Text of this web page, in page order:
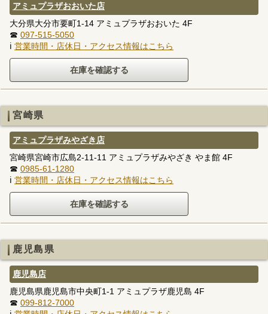
アミュプラザおおいた店
大分県大分市要町1-14 アミュプラザおおいた 4F
☎ 097-515-5050
ℹ 営業時間・店休日・アクセス情報はこちら
宮崎県
アミュプラザみやざき店
宮崎県宮崎市広島2-11-11 アミュプラザみやざき やま館 4F
☎ 0985-61-1280
ℹ 営業時間・店休日・アクセス情報はこちら
鹿児島県
鹿児島店
鹿児島県鹿児島市中央町1-1 アミュプラザ鹿児島 4F
☎ 099-812-7000